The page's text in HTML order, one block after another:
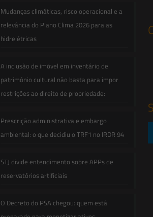
Mudanças climáticas, risco operacional e a
relevância do Plano Clima 2026 para as
hidrelétricas
A inclusão de imóvel em inventário de
patrimônio cultural não basta para impor
restrições ao direito de propriedade:
Prescrição administrativa e embargo
ambiental: o que decidiu o TRF1 no IRDR 94
STJ divide entendimento sobre APPs de
reservatórios artificiais
O Decreto do PSA chegou: quem está